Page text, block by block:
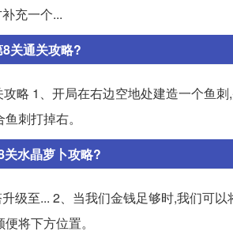
充一个...
关通关攻略?
略 1、开局在右边空地处建造一个鱼
刺打掉右。
水晶萝卜攻略?
级至... 2、当我们金钱足够时,我们可
将下方位置。